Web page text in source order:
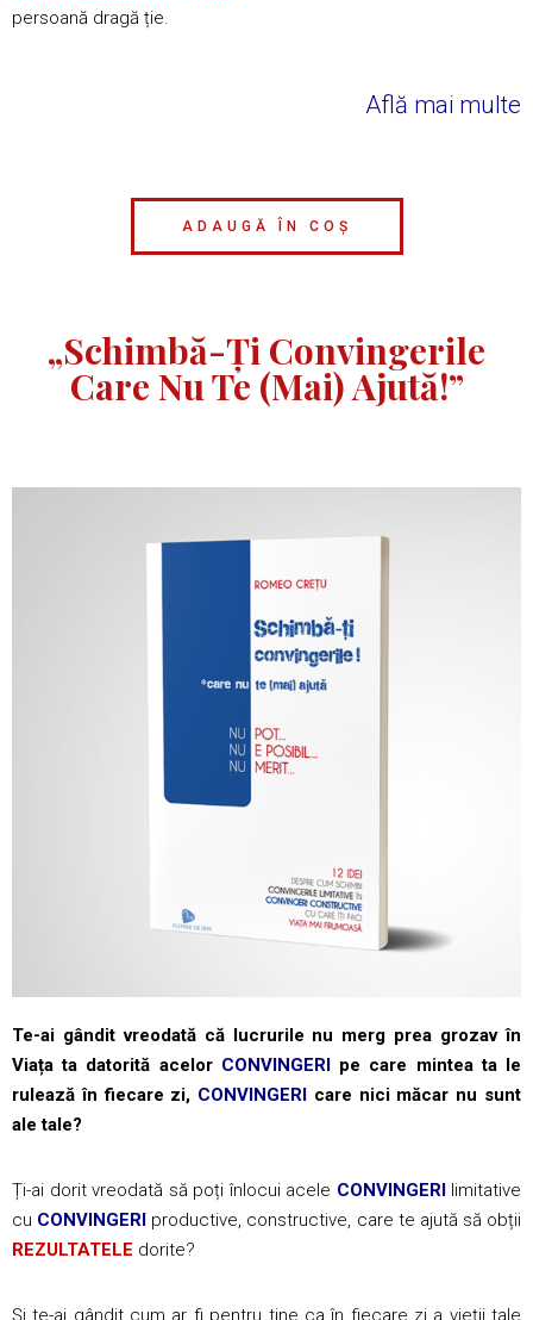
persoană dragă ție.
Află mai multe
ADAUGĂ ÎN COȘ
„Schimbă-Ți Convingerile
Care Nu Te (mai) Ajută!”
Te-ai gândit vreodată că lucrurile nu merg prea grozav în
Viața ta datorită acelor CONVINGERIpe care mintea ta le
rulează în fiecare zi, CONVINGERI care nici măcar nu sunt
ale tale?
Ți-ai dorit vreodată să poți înlocui acele CONVINGERIlimitative
cu CONVINGERI productive, constructive, care te ajută să obții
REZULTATELE dorite?
Și te-ai gândit cum ar fi pentru tine ca în fiecare zi a vieții tale